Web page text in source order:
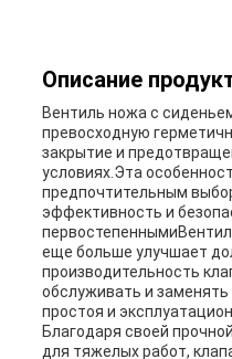
PRIVACY
POLICY
Описание
Вентиль ножа с
превосходную
закрытие и
условиях.Эта
предпочтительным
эффективность и
еще больше улучшает
производительность
обслуживать и
простоя и
Благодаря своей
для тяжелых работ,